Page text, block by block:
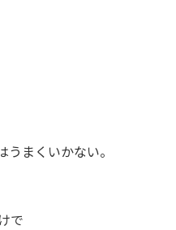
まくいかない。
で